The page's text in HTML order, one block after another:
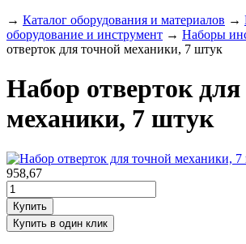
→ Каталог оборудования и материалов →
оборудование и инструмент → Наборы
отверток для точной механики, 7 штук
Набор отверток
механики, 7 штук
958,67